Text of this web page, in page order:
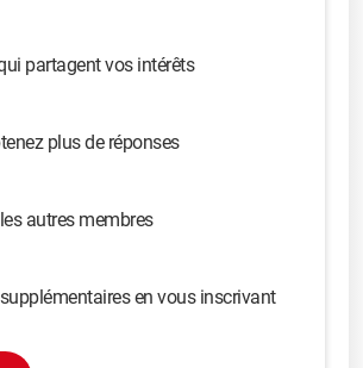
partagent vos intérêts
plus de réponses
autres membres
en vous inscrivant